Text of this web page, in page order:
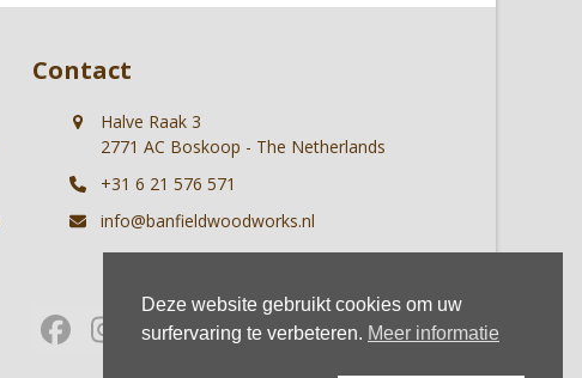
Contact
Halve Raak 3
2771 AC Boskoop - The Netherlands
+31 6 21 576 571
info@banfieldwoodworks.nl
Facebook
Instagram
Whatsapp
Deze website gebruikt cookies om uw
surfervaring te verbeteren. Meer informatie